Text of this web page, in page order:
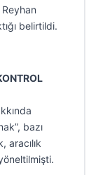
belirtildi.
bazı
aracılık